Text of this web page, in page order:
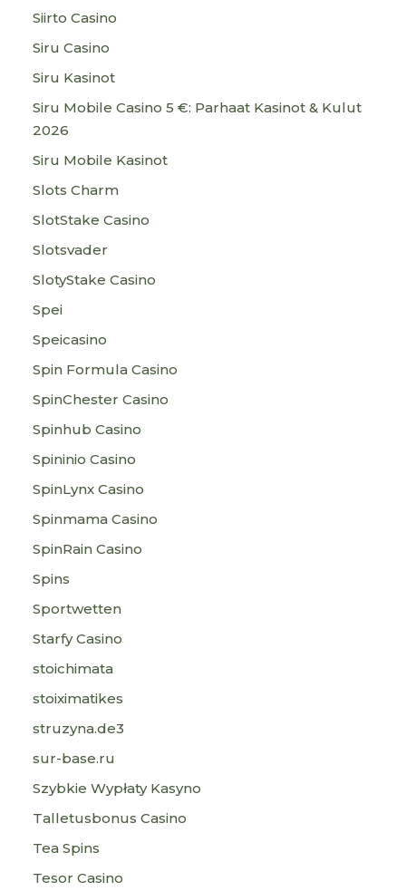
Siirto Casino
Siru Casino
Siru Kasinot
Siru Mobile Casino 5 €: Parhaat Kasinot & Kulut
2026
Siru Mobile Kasinot
Slots Charm
SlotStake Casino
Slotsvader
SlotyStake Casino
Spei
Speicasino
Spin Formula Casino
SpinChester Casino
Spinhub Casino
Spininio Casino
SpinLynx Casino
Spinmama Casino
SpinRain Casino
Spins
Sportwetten
Starfy Casino
stoichimata
stoiximatikes
struzyna.de3
sur-base.ru
Szybkie Wypłaty Kasyno
Talletusbonus Casino
Tea Spins
Tesor Casino